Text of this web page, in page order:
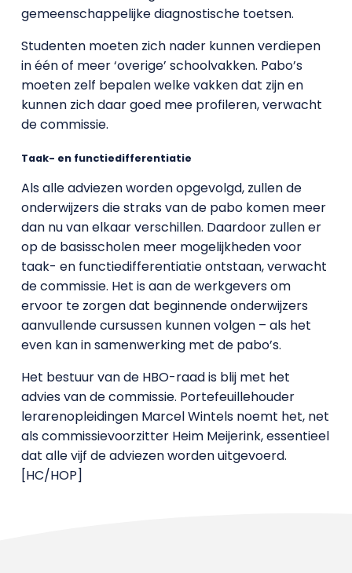
gemeenschappelijke diagnostische toetsen.
Studenten moeten zich nader kunnen verdiepen
in één of meer ‘overige’ schoolvakken. Pabo’s
moeten zelf bepalen welke vakken dat zijn en
kunnen zich daar goed mee profileren, verwacht
de commissie.
Taak- en functiedifferentiatie
Als alle adviezen worden opgevolgd, zullen de
onderwijzers die straks van de pabo komen meer
dan nu van elkaar verschillen. Daardoor zullen er
op de basisscholen meer mogelijkheden voor
taak- en functiedifferentiatie ontstaan, verwacht
de commissie. Het is aan de werkgevers om
ervoor te zorgen dat beginnende onderwijzers
aanvullende cursussen kunnen volgen – als het
even kan in samenwerking met de pabo’s.
Het bestuur van de HBO-raad is blij met het
advies van de commissie. Portefeuillehouder
lerarenopleidingen Marcel Wintels noemt het, net
als commissievoorzitter Heim Meijerink, essentieel
dat alle vijf de adviezen worden uitgevoerd.
[HC/HOP]